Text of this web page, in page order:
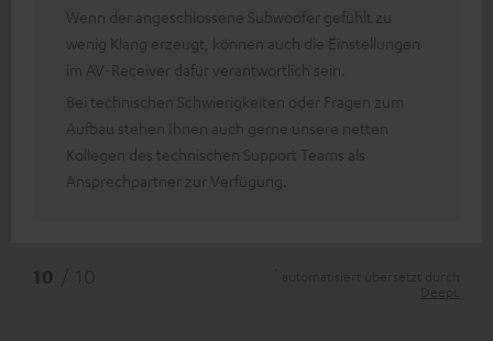
Wenn der angeschlossene Subwoofer gefühlt zu
wenig Klang erzeugt, können auch die Einstellungen
im AV-Receiver dafür verantwortlich sein.
Bei technischen Schwierigkeiten oder Fragen zum
Aufbau stehen Ihnen auch gerne unsere netten
Kollegen des technischen Support Teams als
Ansprechpartner zur Verfügung.